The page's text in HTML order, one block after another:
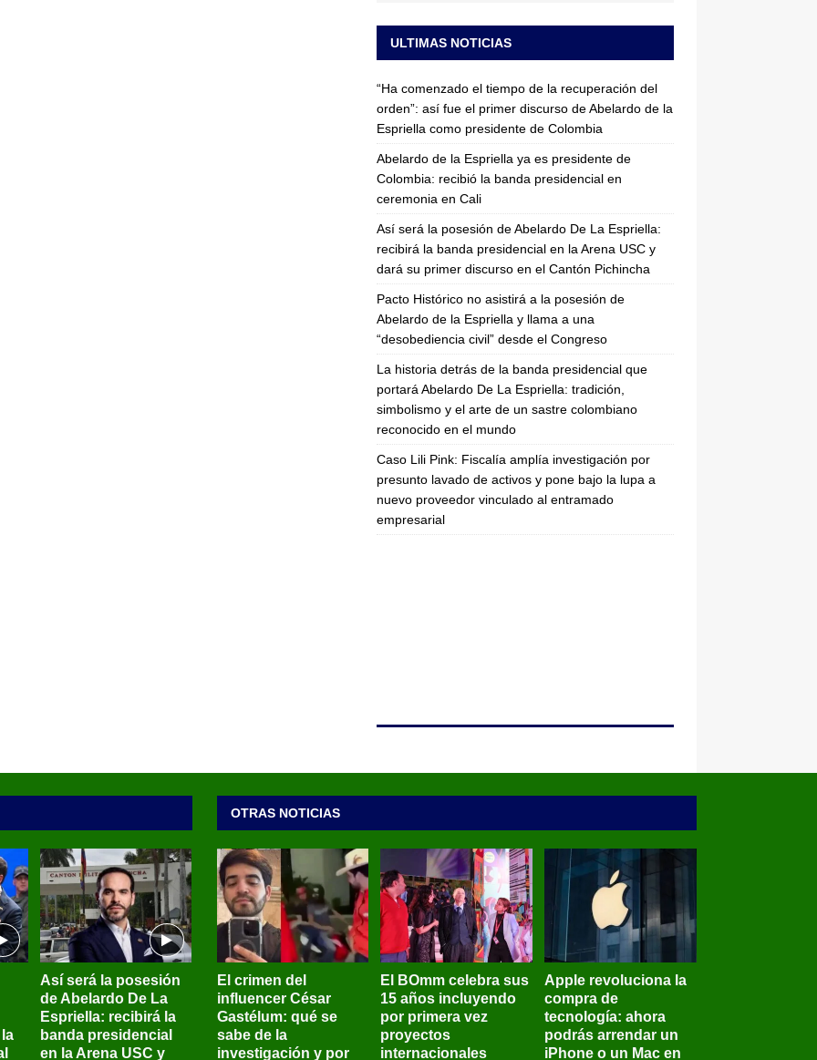
ULTIMAS NOTICIAS
“Ha comenzado el tiempo de la recuperación del
orden”: así fue el primer discurso de Abelardo de la
Espriella como presidente de Colombia
Abelardo de la Espriella ya es presidente de
Colombia: recibió la banda presidencial en
ceremonia en Cali
Así será la posesión de Abelardo De La Espriella:
recibirá la banda presidencial en la Arena USC y
dará su primer discurso en el Cantón Pichincha
Pacto Histórico no asistirá a la posesión de
Abelardo de la Espriella y llama a una
“desobediencia civil” desde el Congreso
La historia detrás de la banda presidencial que
portará Abelardo De La Espriella: tradición,
simbolismo y el arte de un sastre colombiano
reconocido en el mundo
Caso Lili Pink: Fiscalía amplía investigación por
presunto lavado de activos y pone bajo la lupa a
nuevo proveedor vinculado al entramado
empresarial
Así será la posesión
de Abelardo De La
Espriella: recibirá la
banda presidencial
en la Arena USC y
OTRAS NOTICIAS
El crimen del
influencer César
Gastélum: qué se
sabe de la
investigación y por
El BOmm celebra sus
15 años incluyendo
por primera vez
proyectos
internacionales
Apple revoluciona la
compra de
tecnología: ahora
podrás arrendar un
iPhone o un Mac en